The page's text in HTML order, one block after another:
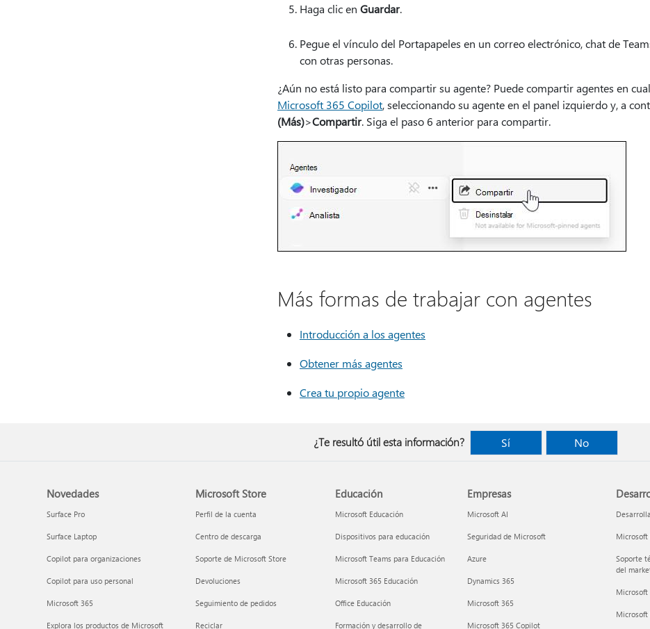
Haga clic en Guardar.
Pegue el vínculo del Portapapeles en un correo electrónico, chat de
con otras personas.
¿Aún no está listo para compartir su agente? Puede compartir agentes en
Microsoft 365 Copilot, seleccionando su agente en el panel izquierdo y, a
(Más)>Compartir. Siga el paso 6 anterior para compartir.
Más formas de trabajar con agentes
Introducción a los agentes
Obtener más agentes
Crea tu propio agente
¿Te resultó útil esta información? Sí No
Novedades
Surface Pro
Surface Laptop
Copilot para organizaciones
Copilot para uso personal
Microsoft 365
Explora los productos de Microsoft
Microsoft Store
Perfil de la cuenta
Centro de descarga
Soporte de Microsoft Store
Devoluciones
Seguimiento de pedidos
Reciclar
Educación
Microsoft Educación
Dispositivos para educación
Microsoft Teams para Educación
Microsoft 365 Educación
Office Educación
Formación y desarrollo de
Empresas
Microsoft AI
Seguridad de Microsoft
Azure
Dynamics 365
Microsoft 365
Microsoft 365 Copilot
Microsoft
Soporte
del
Microsoft